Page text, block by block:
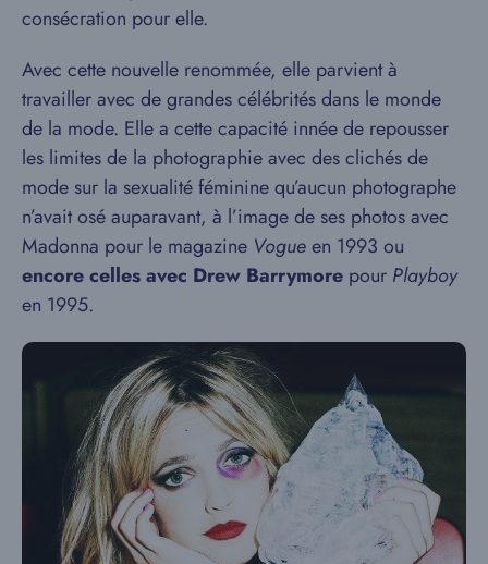
consécration pour elle.
Avec cette nouvelle renommée, elle parvient à
travailler avec de grandes célébrités dans le monde
de la mode. Elle a cette capacité innée de repousser
les limites de la photographie avec des clichés de
mode sur la sexualité féminine qu’aucun photographe
n’avait osé auparavant, à l’image de ses photos avec
Madonna pour le magazine Vogueen 1993 ou
encore celles avec Drew Barrymore pour Playboy
en 1995.